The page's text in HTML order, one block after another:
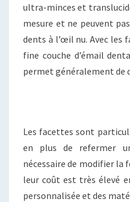
ultra-minces et
mesure et ne peuvent
dents à l’œil nu. Avec les
fine couche d’émail
permet généralement de
Les facettes sont
en plus de refermer
nécessaire de modifier la
leur coût est très élevé
personnalisée et des